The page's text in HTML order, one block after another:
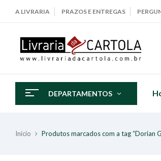
A LIVRARIA PRAZOS E ENTREGAS
DEPARTAMENTOS
Início Produtos marcados com a tag “Dorian